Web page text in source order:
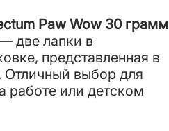
Paw Wow 30 грамм
две лапки в
представленная в
выбор для
работе или детском